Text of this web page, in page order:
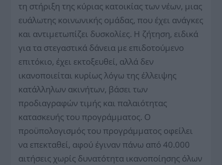
τη στήριξη της κύριας κατοικίας των νέων, μιας
ευάλωτης κοινωνικής ομάδας, που έχει ανάγκες
και αντιμετωπίζει δυσκολίες. Η ζήτηση, ειδικά
για τα στεγαστικά δάνεια με επιδοτούμενο
επιτόκιο, έχει εκτοξευθεί, αλλά δεν
ικανοποιείται κυρίως λόγω της έλλειψης
κατάλληλων ακινήτων, βάσει των
προδιαγραφών τιμής και παλαιότητας
κατασκευής του προγράμματος. Ο
προϋπολογισμός του προγράμματος οφείλει
να επεκταθεί, αφού έγιναν πάνω από 40.000
αιτήσεις χωρίς δυνατότητα ικανοποίησης όλων